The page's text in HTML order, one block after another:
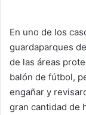
En uno de los
guardaparques
de las áreas
balón de fútbol,
engañar y
gran cantidad de